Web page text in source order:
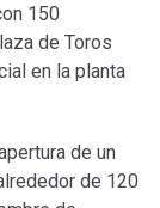
150
de Toros
en la planta
de un
de 120